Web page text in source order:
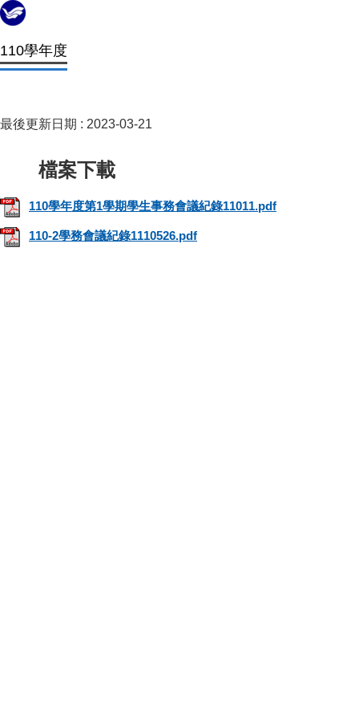
110學年度
最後更新日期 : 2023-03-21
110學年度第1學期學生事務會議紀錄11011.pdf
110-2學務會議紀錄1110526.pdf